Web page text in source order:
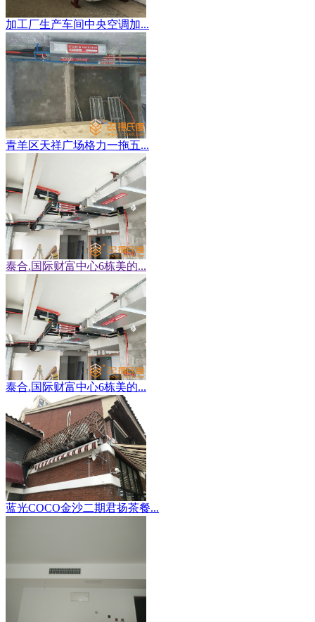
加工厂生产车间中央空调加...
青羊区天祥广场格力一拖五...
泰合.国际财富中心6栋美的...
泰合.国际财富中心6栋美的...
蓝光COCO金沙二期君扬茶餐...